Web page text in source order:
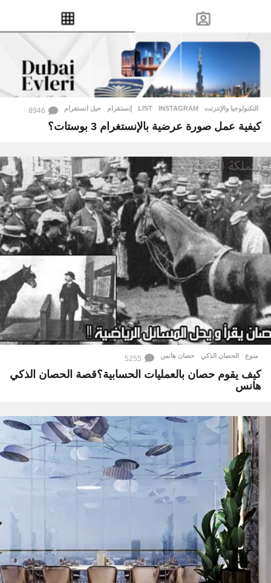
التكنولوجيا والإنترنت INSTAGRAM
,
LIST
,
إنستقرام ,
حيل انستغرام 8946
كيفية عمل صورة عرضية بالإنستغرام 3 بوستات؟
منوع الحصان الذكي ,
حصان هانس 5255
كيف يقوم حصان بالعمليات الحسابية؟قصة الحصان الذكي
هانس